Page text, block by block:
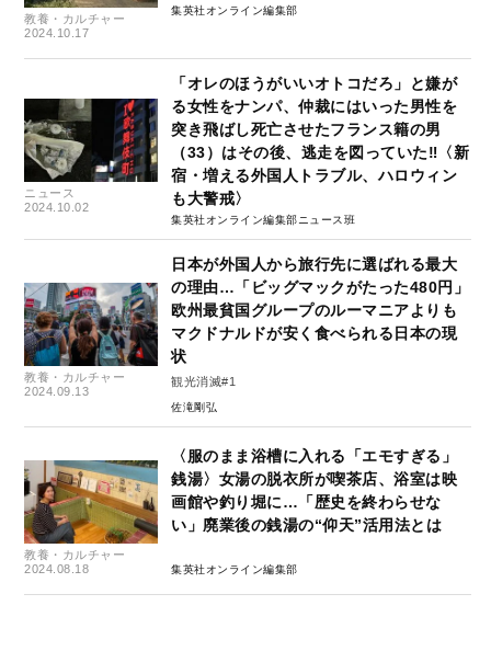
教養・カルチャー
2024.10.17
集英社オンライン編集部
ニュース
2024.10.02
「オレのほうがいいオトコだろ」と嫌が
る女性をナンパ、仲裁にはいった男性を
突き飛ばし死亡させたフランス籍の男
（33）はその後、逃走を図っていた‼〈新
宿・増える外国人トラブル、ハロウィン
も大警戒〉
集英社オンライン編集部ニュース班
教養・カルチャー
2024.09.13
日本が外国人から旅行先に選ばれる最大
の理由…「ビッグマックがたった480円」
欧州最貧国グループのルーマニアよりも
マクドナルドが安く食べられる日本の現
状
観光消滅#1
佐滝剛弘
教養・カルチャー
2024.08.18
〈服のまま浴槽に入れる「エモすぎる」
銭湯〉女湯の脱衣所が喫茶店、浴室は映
画館や釣り堀に…「歴史を終わらせな
い」廃業後の銭湯の“仰天”活用法とは
集英社オンライン編集部